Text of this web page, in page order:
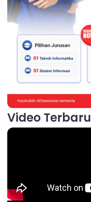
Video Terbaru